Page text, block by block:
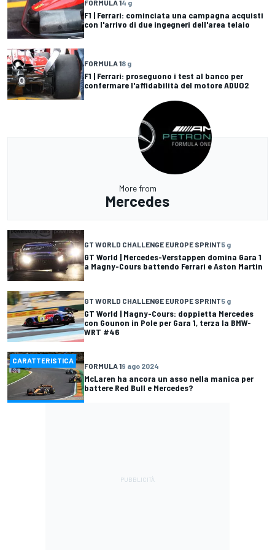
FORMULA 14 g
F1 | Ferrari: cominciata una campagna acquisti
con l'arrivo di due ingegneri dell'area telaio
FORMULA 18 g
F1 | Ferrari: proseguono i test al banco per
confermare l'affidabilità del motore ADUO2
More from
Mercedes
GT WORLD CHALLENGE EUROPE SPRINT5 g
GT World | Mercedes-Verstappen domina Gara 1
a Magny-Cours battendo Ferrari e Aston Martin
GT WORLD CHALLENGE EUROPE SPRINT5 g
GT World | Magny-Cours: doppietta Mercedes
con Gounon in Pole per Gara 1, terza la BMW-
WRT #46
CARATTERISTICA
FORMULA 19 ago 2024
McLaren ha ancora un asso nella manica per
battere Red Bull e Mercedes?